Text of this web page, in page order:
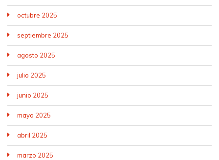
octubre 2025
septiembre 2025
agosto 2025
julio 2025
junio 2025
mayo 2025
abril 2025
marzo 2025